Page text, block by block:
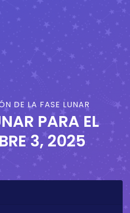
DE LA FASE LUNAR
PARA EL
3, 2025